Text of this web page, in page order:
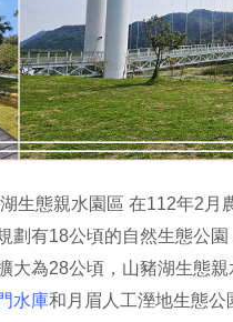
生態親水園區 在112年2月
劃有18公頃的自然生態公
大為28公頃，山豬湖生態
水庫和月眉人工溼地生態公